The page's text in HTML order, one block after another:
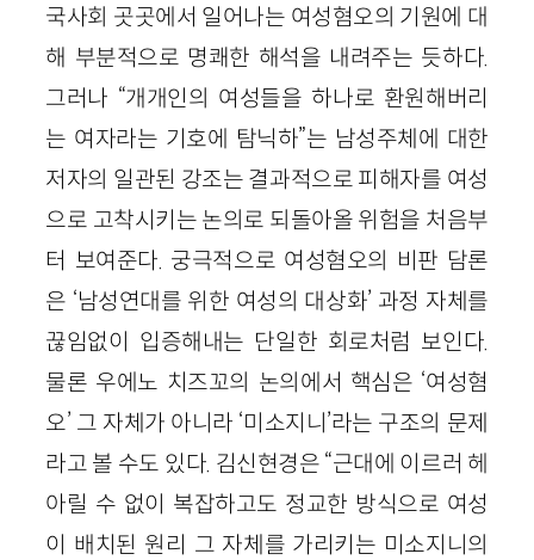
국사회 곳곳에서 일어나는 여성혐오의 기원에 대
해 부분적으로 명쾌한 해석을 내려주는 듯하다.
그러나 “개개인의 여성들을 하나로 환원해버리
는 여자라는 기호에 탐닉하”는 남성주체에 대한
저자의 일관된 강조는 결과적으로 피해자를 여성
으로 고착시키는 논의로 되돌아올 위험을 처음부
터 보여준다. 궁극적으로 여성혐오의 비판 담론
은 ‘남성연대를 위한 여성의 대상화’ 과정 자체를
끊임없이 입증해내는 단일한 회로처럼 보인다.
물론 우에노 치즈꼬의 논의에서 핵심은 ‘여성혐
오’ 그 자체가 아니라 ‘미소지니’라는 구조의 문제
라고 볼 수도 있다. 김신현경은 “근대에 이르러 헤
아릴 수 없이 복잡하고도 정교한 방식으로 여성
이 배치된 원리 그 자체를 가리키는 미소지니의